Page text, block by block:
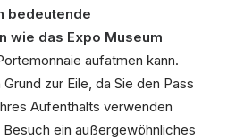
bedeutende
wie das Expo Museum
aufatmen kann.
zur Eile, da Sie den Pass
Aufenthalts verwenden
ein außergewöhnliches